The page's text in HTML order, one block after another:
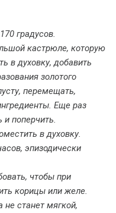
градусов.
кастрюле, которую
в духовку, добавить
золотого
перемещать,
Еще раз
поперчить.
в духовку.
эпизодически
чтобы при
корицы или желе.
не станет мягкой,